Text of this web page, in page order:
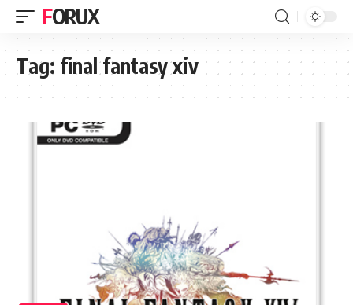
FORUX
Tag: final fantasy xiv